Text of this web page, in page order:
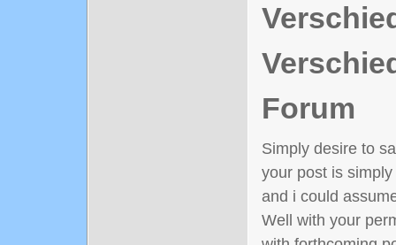
Forum
Simply desire to
your post is
and i could
Well with your